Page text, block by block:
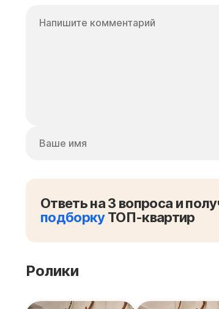
Ответь на 3 вопроса и
подборкуТОП-квартир
Ролики